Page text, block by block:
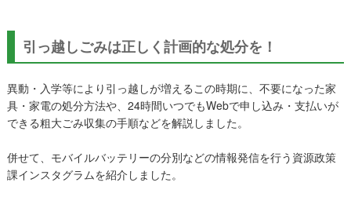
引っ越しごみは正しく計画的な処分を！
異動・入学等により引っ越しが増えるこの時期に、不要になった家
具・家電の処分方法や、24時間いつでもWebで申し込み・支払いが
できる粗大ごみ収集の手順などを解説しました。
併せて、モバイルバッテリーの分別などの情報発信を行う資源政策
課インスタグラムを紹介しました。